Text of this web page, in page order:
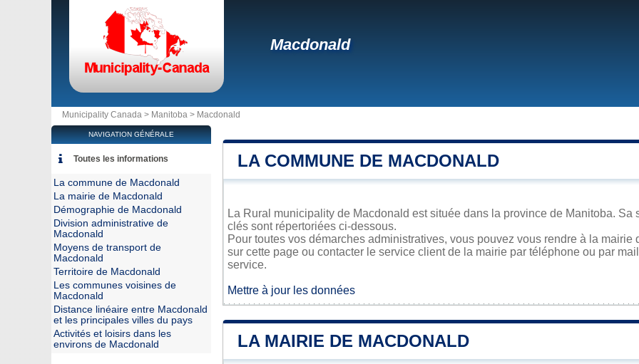
Macdonald
Municipality Canada > Manitoba > Macdonald
LA COMMUNE DE MACDONALD
La Rural municipality de Macdonald est située dans la province de Manitoba.
clés sont répertoriées ci-dessous.
Pour toutes vos démarches administratives, vous pouvez vous rendre à la
sur cette page ou contacter le service client de la mairie par téléphone ou par
service.
Mettre à jour les données
LA MAIRIE DE MACDONALD
NAVIGATION GÉNÉRALE
Toutes les informations
La commune de Macdonald
La mairie de Macdonald
Démographie de Macdonald
Division administrative de
Macdonald
Moyens de transport de
Macdonald
Territoire de Macdonald
Les communes voisines de
Macdonald
Distance linéaire entre Macdonald
et les principales villes du pays
Activités et loisirs dans les
environs de Macdonald